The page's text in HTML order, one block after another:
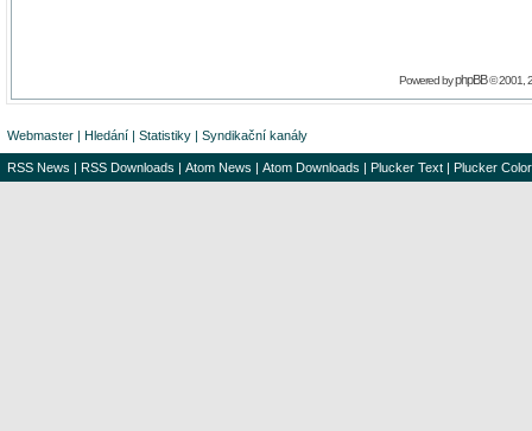
Powered byphpBB© 2001,
Webmaster | Hledání | Statistiky | Syndikační kanály
RSS News | RSS Downloads | Atom News | Atom Downloads | Plucker Text | Plucker Color